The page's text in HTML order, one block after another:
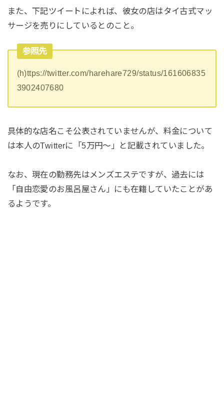
また、下記ツイートによれば、彼女の店はタイ古式マッ
サージを売りにしているとのこと。
参照先
(h)ttps://twitter.com/harehare729/status/161606835
3902407680
具体的な店名こそ公表されていませんが、料金について
は本人のTwitterに「5万円～」と記載されていました。
なお、現在の勤務先はメンズエステですが、過去には
「自由恋愛のお風呂屋さん」にも在籍していたことがあ
るようです。